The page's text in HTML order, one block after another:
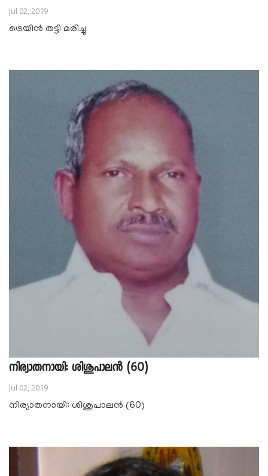
Jul 02, 2019
ട്രെയിൻ തട്ടി മരിച്ചു
നിര്യാതനായി: ശിശുപാലൻ (60)
Jul 02, 2019
നിര്യാതനായി: ശിശുപാലൻ (60)